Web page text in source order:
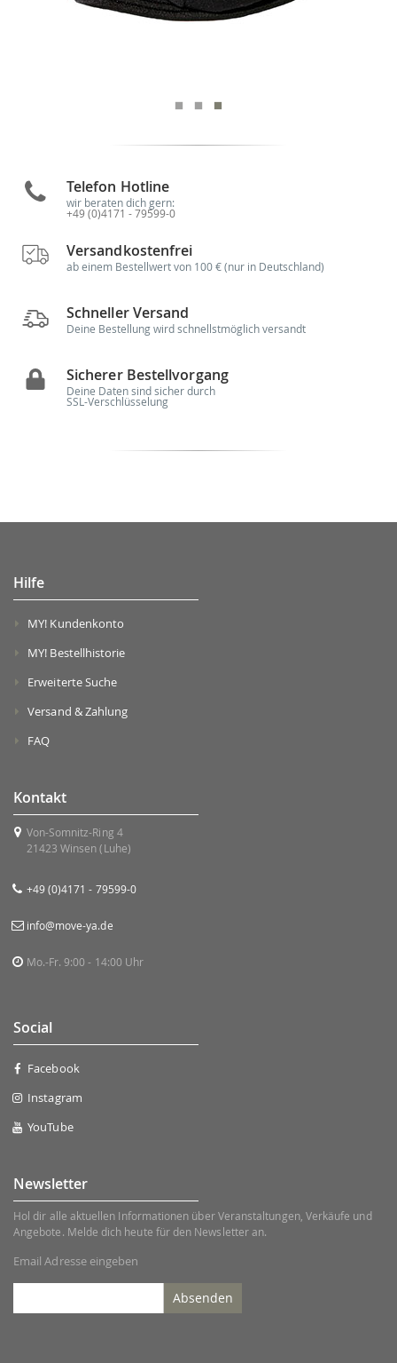
Telefon Hotline
wir beraten dich gern:
+49 (0)4171 - 79599-0
Versandkostenfrei
ab einem Bestellwert von 100 € (nur in Deutschland)
Schneller Versand
Deine Bestellung wird schnellstmöglich versandt
Sicherer Bestellvorgang
Deine Daten sind sicher durch
SSL-Verschlüsselung
Hilfe
MY! Kundenkonto
MY! Bestellhistorie
Erweiterte Suche
Versand & Zahlung
FAQ
Kontakt
Von-Somnitz-Ring 4
21423 Winsen (Luhe)
+49 (0)4171 - 79599-0
info@move-ya.de
Mo.-Fr. 9:00 - 14:00 Uhr
Social
Facebook
Instagram
YouTube
Newsletter
Hol dir alle aktuellen Informationen über Veranstaltungen, Verkäufe und
Angebote. Melde dich heute für den Newsletter an.
Email Adresse eingeben
Absenden